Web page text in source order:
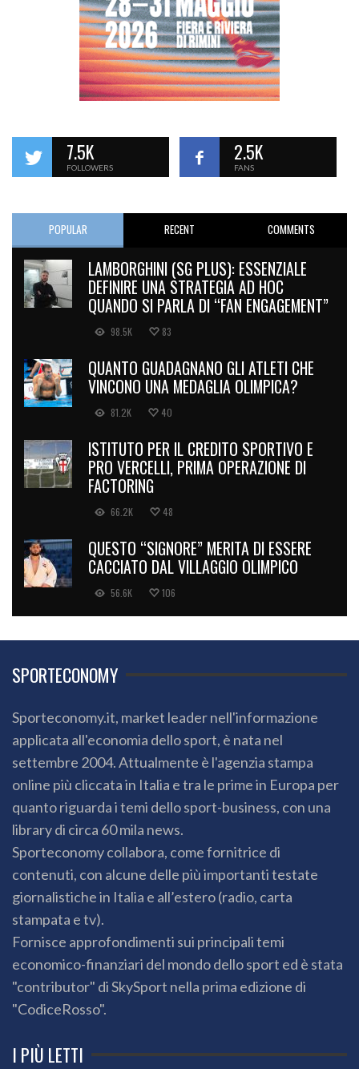
7.5K
FOLLOWERS
2.5K
FANS
POPULAR RECENT COMMENTS
LAMBORGHINI (SG PLUS): ESSENZIALE
DEFINIRE UNA STRATEGIA AD HOC
QUANDO SI PARLA DI “FAN ENGAGEMENT”
98.5K 83
QUANTO GUADAGNANO GLI ATLETI CHE
VINCONO UNA MEDAGLIA OLIMPICA?
81.2K 40
ISTITUTO PER IL CREDITO SPORTIVO E
PRO VERCELLI, PRIMA OPERAZIONE DI
FACTORING
66.2K 48
QUESTO “SIGNORE” MERITA DI ESSERE
CACCIATO DAL VILLAGGIO OLIMPICO
56.6K 106
SPORTECONOMY
Sporteconomy.it, market leader nell'informazione
applicata all'economia dello sport, è nata nel
settembre 2004. Attualmente è l'agenzia stampa
online più cliccata in Italia e tra le prime in Europa per
quanto riguarda i temi dello sport-business, con una
library di circa 60 mila news.
Sporteconomy collabora, come fornitrice di
contenuti, con alcune delle più importanti testate
giornalistiche in Italia e all’estero (radio, carta
stampata e tv).
Fornisce approfondimenti sui principali temi
economico-finanziari del mondo dello sport ed è stata
"contributor" di SkySport nella prima edizione di
"CodiceRosso".
I PIÙ LETTI